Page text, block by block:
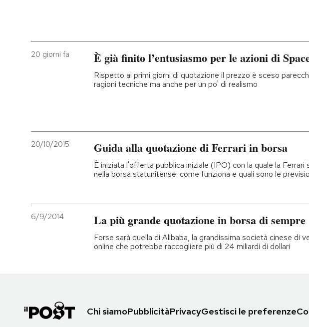
20 giorni fa È già finito l’entusiasmo per le azioni di
Rispetto ai primi giorni di quotazione il prezzo è sceso
ragioni tecniche ma anche per un po' di realismo
20/10/2015 Guida alla quotazione di Ferrari in borsa
È iniziata l'offerta pubblica iniziale (IPO) con la quale la Ferrari
nella borsa statunitense: come funziona e quali sono le
6/9/2014 La più grande quotazione in borsa di sempre
Forse sarà quella di Alibaba, la grandissima società cinese di
online che potrebbe raccogliere più di 24 miliardi di dollari
Chi siamoPubblicitàPrivacyGestisci le preferenze